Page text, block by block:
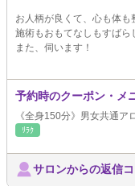
お人柄が良くて、心も体も
施術もおもてなしもすばら
また、伺います！
予約時のクーポン・メ
《全身150分》男女共通
ﾘﾗｸ
サロンからの返信